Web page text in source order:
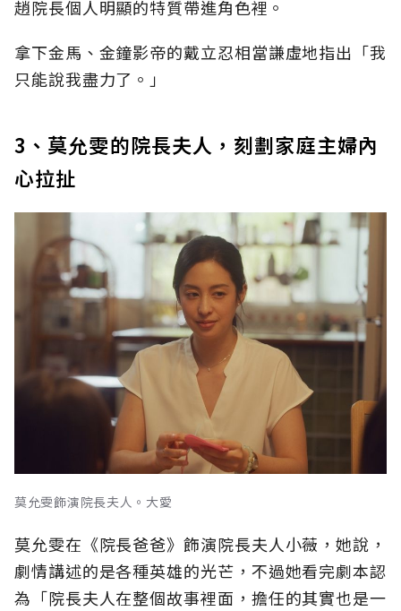
趙院長個人明顯的特質帶進角色裡。
拿下金馬、金鐘影帝的戴立忍相當謙虛地指出「我
只能說我盡力了。」
3、莫允雯的院長夫人，刻劃家庭主婦內
心拉扯
莫允雯飾演院長夫人。大愛
莫允雯在《院長爸爸》飾演院長夫人小薇，她說，
劇情講述的是各種英雄的光芒，不過她看完劇本認
為「院長夫人在整個故事裡面，擔任的其實也是一